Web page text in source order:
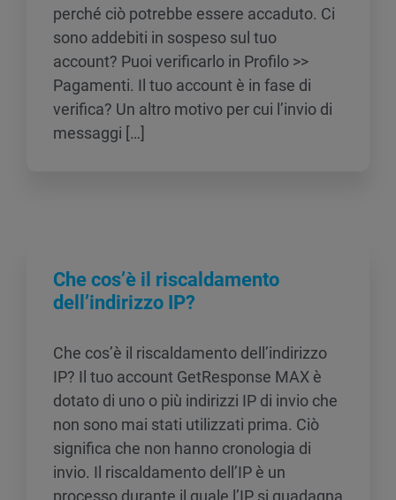
perché ciò potrebbe essere accaduto. Ci
sono addebiti in sospeso sul tuo
account? Puoi verificarlo in Profilo >>
Pagamenti. Il tuo account è in fase di
verifica? Un altro motivo per cui l’invio di
messaggi […]
Che cos’è il riscaldamento
dell’indirizzo IP?
Che cos’è il riscaldamento dell’indirizzo
IP? Il tuo account GetResponse MAX è
dotato di uno o più indirizzi IP di invio che
non sono mai stati utilizzati prima. Ciò
significa che non hanno cronologia di
invio. Il riscaldamento dell’IP è un
processo durante il quale l’IP si guadagna